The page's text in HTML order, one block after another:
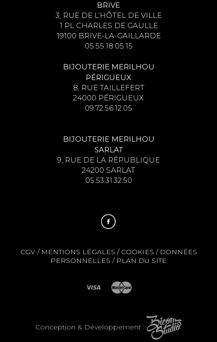
BRIVE
3, RUE DE L’HÔTEL DE VILLE
1 PL CHARLES DE GAULLE
19100 BRIVE-LA-GAILLARDE
05.55.18.05.15
BIJOUTERIE MERILHOU
PÉRIGUEUX
8, RUE TAILLEFERT
24000 PÉRIGUEUX
09.72.56.12.05
BIJOUTERIE MERILHOU
SARLAT
9, RUE DE LA RÉPUBLIQUE
24200 SARLAT
05.53.31.32.50
CGV/ MENTIONS LÉGALES / COOKIES / DONNÉES
PERSONNELLES / PLAN DU SITE
Conception & Développement :